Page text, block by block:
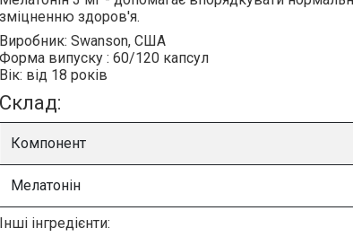
зміцненню здоров'я.
Виробник: Swanson, США
Форма випуску : 60/120 капсул
Вік: від 18 років
Склад:
Компонент
Мелатонін
Інші інгредієнти: